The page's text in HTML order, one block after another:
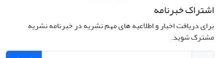
اشتراک خبرنامه
برای دریافت اخبار و اطلاعیه های مهم نشریه در خبرنامه نشریه
مشترک شوید.